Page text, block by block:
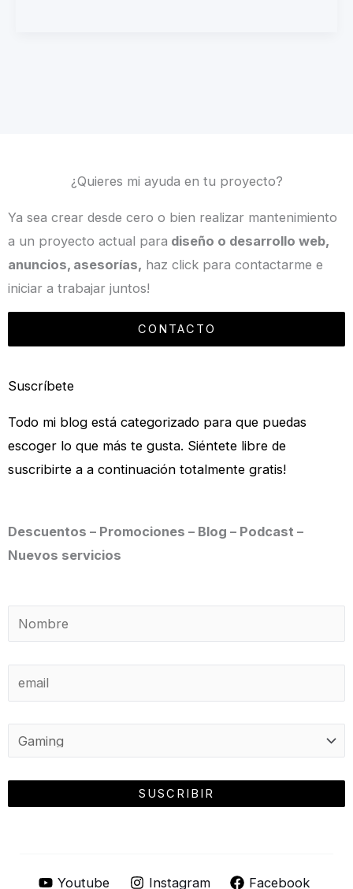
¿Quieres mi ayuda en tu proyecto?
Ya sea crear desde cero o bien realizar mantenimiento
a un proyecto actual para diseño o desarrollo web,
anuncios, asesorías, haz click para contactarme e
iniciar a trabajar juntos!
CONTACTO
Suscríbete
Todo mi blog está categorizado para que puedas
escoger lo que más te gusta. Siéntete libre de
suscribirte a a continuación totalmente gratis!
Descuentos – Promociones – Blog – Podcast –
Nuevos servicios
Youtube Instagram Facebook